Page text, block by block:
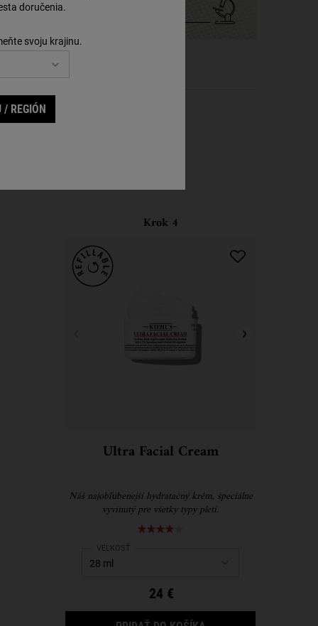
Krok 4
Ultra Facial Cream
Náš najobľúbenejší hydratačný krém, špeciálne
vyvinutý pre všetky typy pleti.
Select a
VEĽKOSŤ
24 €
doručenia.
svoju krajinu.
REGIÓN